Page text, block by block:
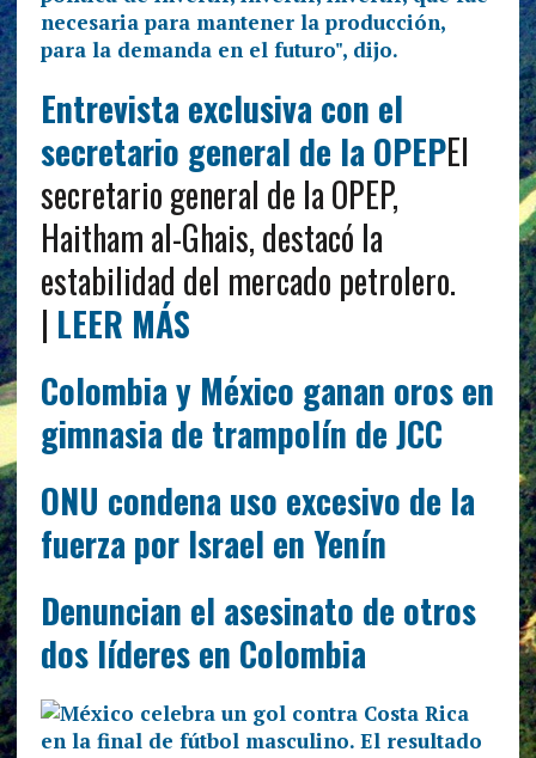
Entrevista exclusiva con el
secretario general de la OPEPEl
secretario general de la OPEP,
Haitham al-Ghais, destacó la
estabilidad del mercado petrolero.
| LEER MÁS
Colombia y México ganan oros en
gimnasia de trampolín de JCC
ONU condena uso excesivo de la
fuerza por Israel en Yenín
Denuncian el asesinato de otros
dos líderes en Colombia